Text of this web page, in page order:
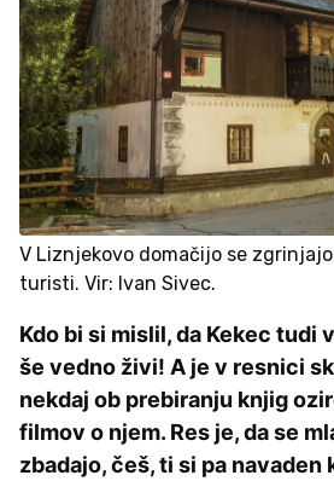
V Liznjekovo domačijo se
turisti. Vir: Ivan Sivec.
Kdo bi si mislil, da Kekec tudi
še vedno živi! A je v resnici
nekdaj ob prebiranju knjig
filmov o njem. Res je, da se
zbadajo, češ, ti si pa navaden